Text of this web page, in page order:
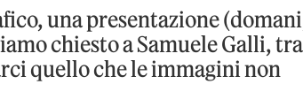
una presentazione
chiesto a Samuele Galli,
quello che le immagini non